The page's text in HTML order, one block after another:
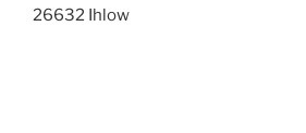
26632 Ihlow